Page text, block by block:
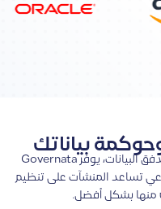
بياناتك
من الحوكمة والخصوصية إلى جودة وتدفق البيانات، يوفر Governata
تساعد المنشآت على تنظيم
منها بشكل أفضل.